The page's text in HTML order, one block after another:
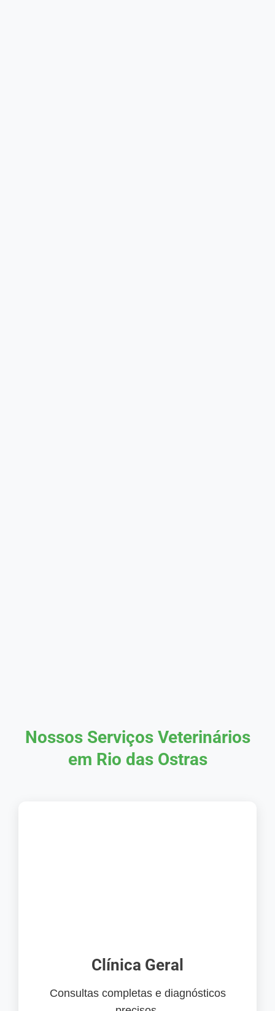
Nossos Serviços Veterinários
em Rio das Ostras
Clínica Geral
Consultas completas e diagnósticos